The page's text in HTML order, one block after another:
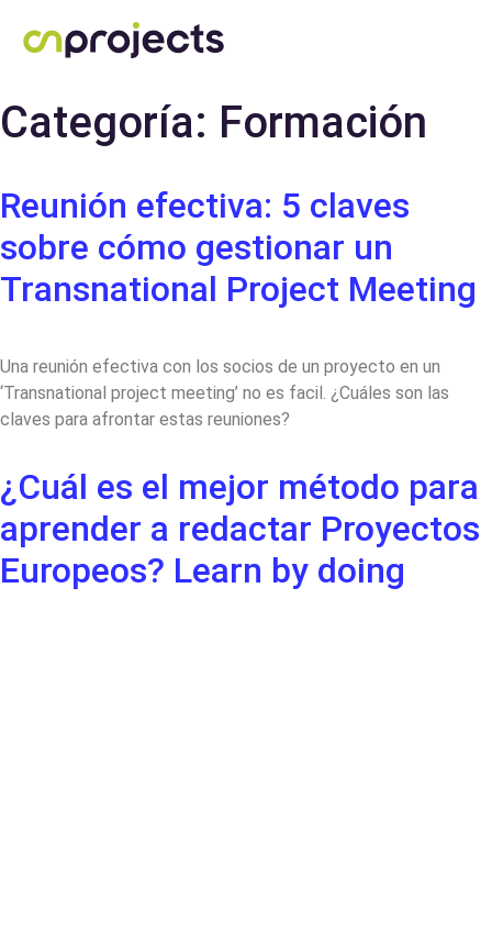
Categoría: Formación
Reunión efectiva: 5 claves
sobre cómo gestionar un
Transnational Project Meeting
Una reunión efectiva con los socios de un proyecto en un
‘Transnational project meeting’ no es facil. ¿Cuáles son las
claves para afrontar estas reuniones?
¿Cuál es el mejor método para
aprender a redactar Proyectos
Europeos? Learn by doing